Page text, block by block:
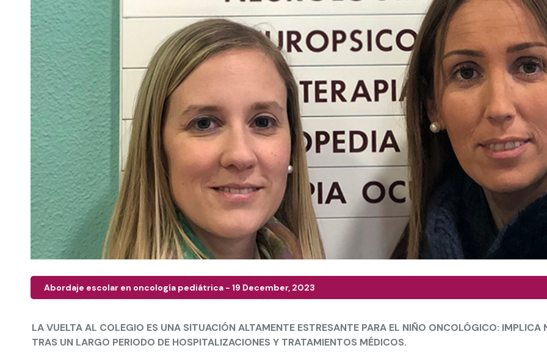
Abordaje escolar en oncología pediátrica - 19 December, 2023
LA VUELTA AL COLEGIO ES UNA SITUACIÓN ALTAMENTE ESTRESANTE PARA EL NIÑO ONCOLÓGICO: IMPLICA
TRAS UN LARGO PERIODO DE HOSPITALIZACIONES Y TRATAMIENTOS MÉDICOS.